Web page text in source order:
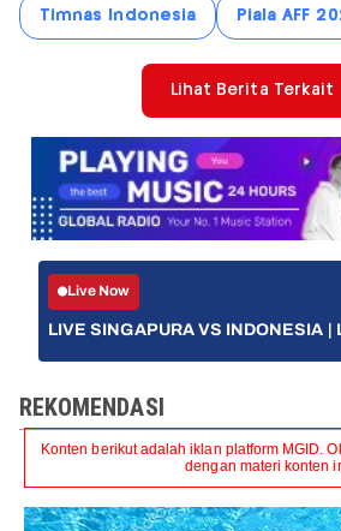
Timnas Indonesia Piala AFF
Lihat Berita Terkait
Live Now
LIVE SINGAPURA VS INDONESIA |